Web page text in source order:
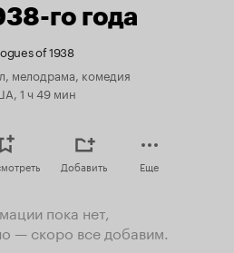
го года
of 1938
мелодрама, комедия
1 ч 49 мин
Добавить Еще
пока нет,
— скоро все добавим.